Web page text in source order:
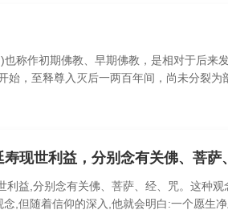
称作初期佛教、早期佛教，是相对于后来
，至释尊入灭后一两百年间，尚未分裂为
现世利益，分别念有关佛、菩萨
益,分别念有关佛、菩萨、经、咒。这种观
,但随着信仰的深入,他就会明白:一个愿生净